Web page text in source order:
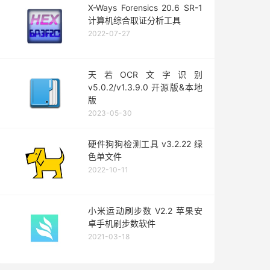
X-Ways Forensics 20.6 SR-1
计算机综合取证分析工具
2022-07-27
天若OCR文字识别
v5.0.2/v1.3.9.0 开源版&本地
版
2023-05-30
硬件狗狗检测工具 v3.2.22 绿
色单文件
2022-10-11
小米运动刷步数 V2.2 苹果安
卓手机刷步数软件
2021-03-18